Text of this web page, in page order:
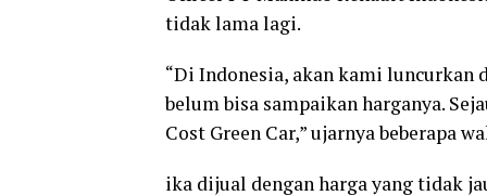
tidak lama lagi.
“Di Indonesia, akan kami luncurkan
belum bisa sampaikan harganya.
Cost Green Car,” ujarnya beberapa
ika dijual dengan harga yang tidak